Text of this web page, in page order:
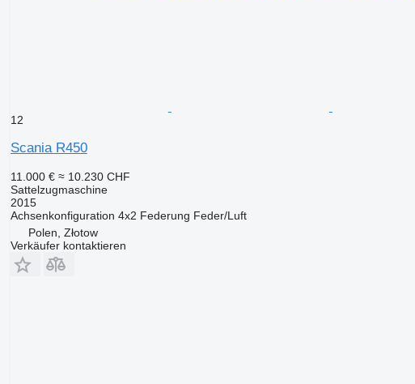
12
Scania R450
11.000 € ≈ 10.230 CHF
Sattelzugmaschine
2015
Achsenkonfiguration 4x2 Federung Feder/Luft
Polen, Złotow
Verkäufer kontaktieren